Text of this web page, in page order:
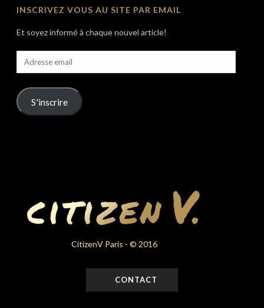
INSCRIVEZ VOUS AU SITE PAR EMAIL
Et soyez informé à chaque nouvel article!
Adresse
email
S'inscrire
CitizenV Paris - © 2016
CONTACT